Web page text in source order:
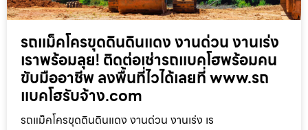
รถแม็คโครขุดดินดินแดง งานด่วน งานเร่ง
เราพร้อมลุย! ติดต่อเช่ารถแบคโฮพร้อมคน
ขับมืออาชีพ ลงพื้นที่ไวได้เลยที่ www.รถ
แบคโฮรับจ้าง.com
รถแม็คโครขุดดินดินแดง งานด่วน งานเร่ง เร